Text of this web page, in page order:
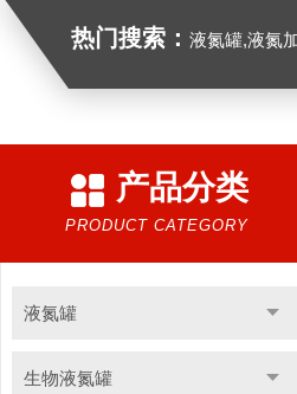
热门搜索： 液氮罐,液氮加
产品分类
PRODUCT CATEGORY
液氮罐
生物液氮罐